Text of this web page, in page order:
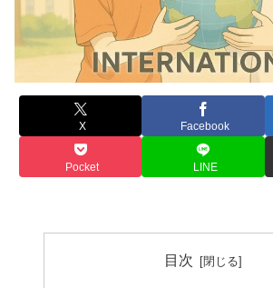
X Facebook
Pocket LINE
目次